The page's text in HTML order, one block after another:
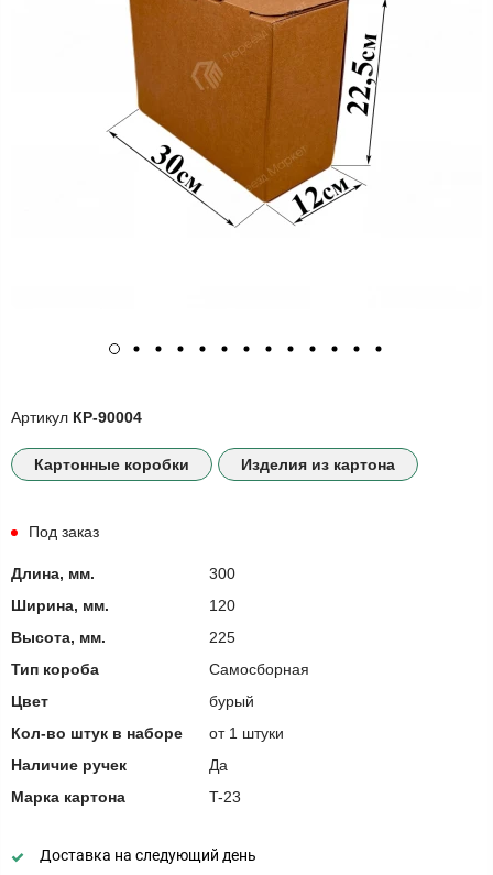
Артикул КР-90004
Картонные коробки Изделия из картона
Под заказ
Длина, мм.
300
Ширина, мм.
120
Высота, мм.
225
Тип короба
Самосборная
Цвет
бурый
Кол-во штук в наборе
от 1 штуки
Наличие ручек
Да
Марка картона
T-23
Доставка на следующий день